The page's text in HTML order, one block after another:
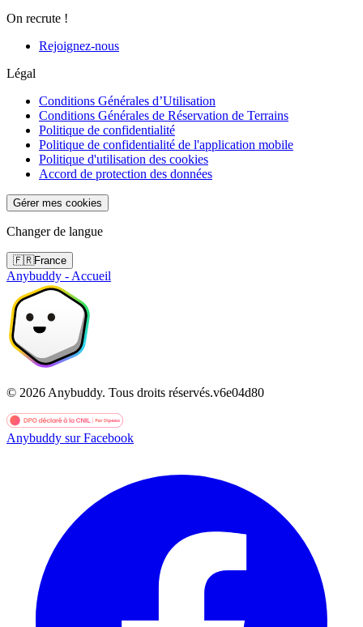
On recrute !
Rejoignez-nous
Légal
Conditions Générales d’Utilisation
Conditions Générales de Réservation de Terrains
Politique de confidentialité
Politique de confidentialité de l'application mobile
Politique d'utilisation des cookies
Accord de protection des données
Gérer mes cookies
Changer de langue
🇫🇷France
Anybuddy - Accueil
© 2026 Anybuddy. Tous droits réservés.v6e04d80
Anybuddy sur Facebook